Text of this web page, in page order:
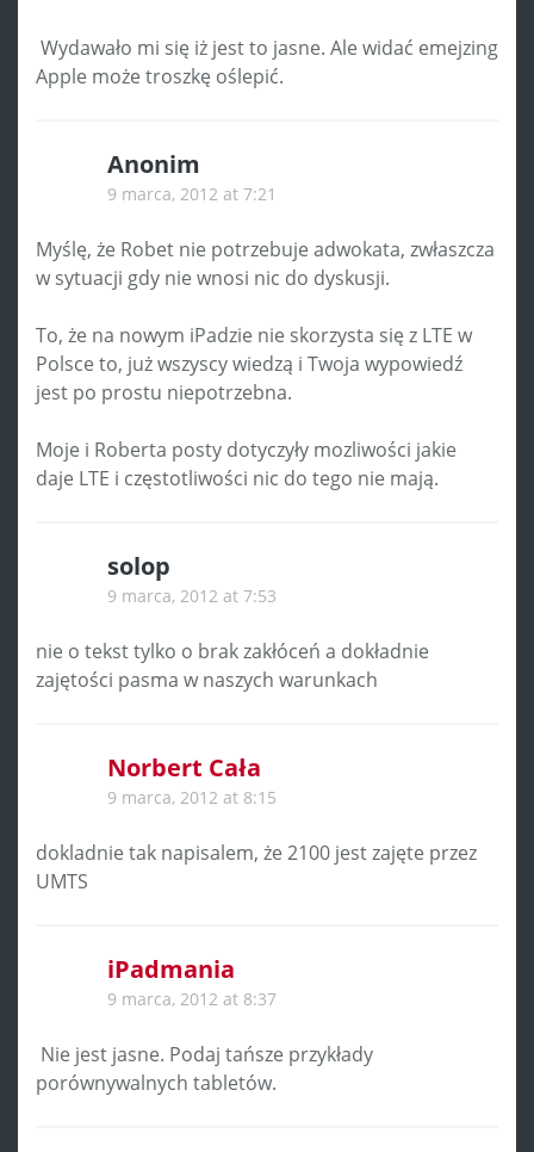
Wydawało mi się iż jest to jasne. Ale widać emejzing
Apple może troszkę oślepić.
Anonim
9 marca, 2012 at 7:21
Myślę, że Robet nie potrzebuje adwokata, zwłaszcza
w sytuacji gdy nie wnosi nic do dyskusji.
To, że na nowym iPadzie nie skorzysta się z LTE w
Polsce to, już wszyscy wiedzą i Twoja wypowiedź
jest po prostu niepotrzebna.
Moje i Roberta posty dotyczyły mozliwości jakie
daje LTE i częstotliwości nic do tego nie mają.
solop
9 marca, 2012 at 7:53
nie o tekst tylko o brak zakłóceń a dokładnie
zajętości pasma w naszych warunkach
Norbert Cała
9 marca, 2012 at 8:15
dokladnie tak napisalem, że 2100 jest zajęte przez
UMTS
iPadmania
9 marca, 2012 at 8:37
Nie jest jasne. Podaj tańsze przykłady
porównywalnych tabletów.